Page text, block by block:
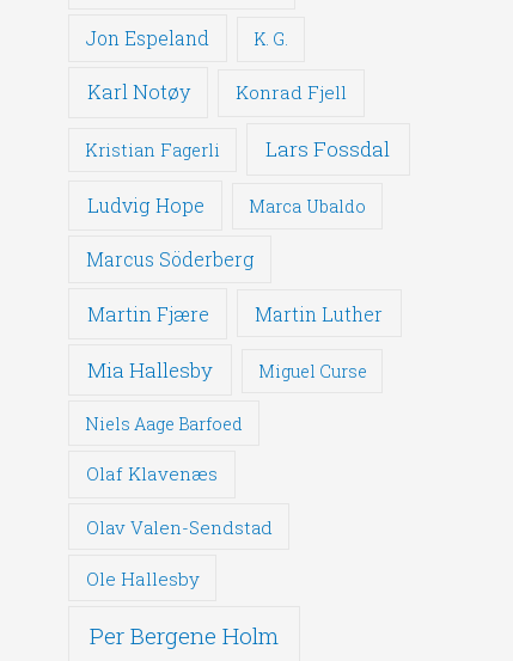
Jon Espeland K. G.
Karl Notøy Konrad Fjell
Kristian Fagerli Lars Fossdal
Ludvig Hope Marca Ubaldo
Marcus Söderberg
Martin Fjære Martin Luther
Mia Hallesby Miguel Curse
Niels Aage Barfoed
Olaf Klavenæs
Olav Valen-Sendstad
Ole Hallesby
Per Bergene Holm